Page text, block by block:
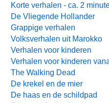
Korte verhalen - ca. 2
De Vliegende Hollander
Grappige verhalen
Volksverhalen uit Marokko
Verhalen voor kinderen
Verhalen voor kinderen
The Walking Dead
De krekel en de mier
De haas en de schildpad